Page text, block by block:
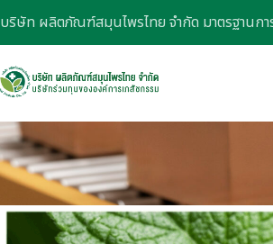
บริษัท ผลิตภัณฑ์สมุนไพรไทย จำกัด มาตรฐานก